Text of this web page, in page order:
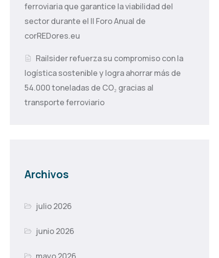
ferroviaria que garantice la viabilidad del
sector durante el II Foro Anual de
corREDores.eu
Railsider refuerza su compromiso con la
logística sostenible y logra ahorrar más de
54.000 toneladas de CO₂ gracias al
transporte ferroviario
Archivos
julio 2026
junio 2026